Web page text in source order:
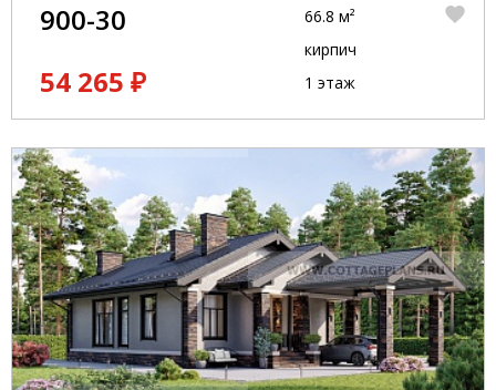
900-30
54 265 ₽
66.8 м²
кирпич
1 этаж